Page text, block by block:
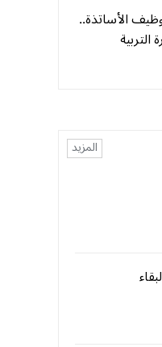
الأساتذة..
التربية
المزيد